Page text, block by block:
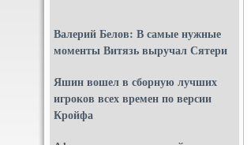
Валерий Белов: В самые нужные
моменты Витязь выручал Сятери
Яшин вошел в сборную лучших
игроков всех времен по версии
Кройфа